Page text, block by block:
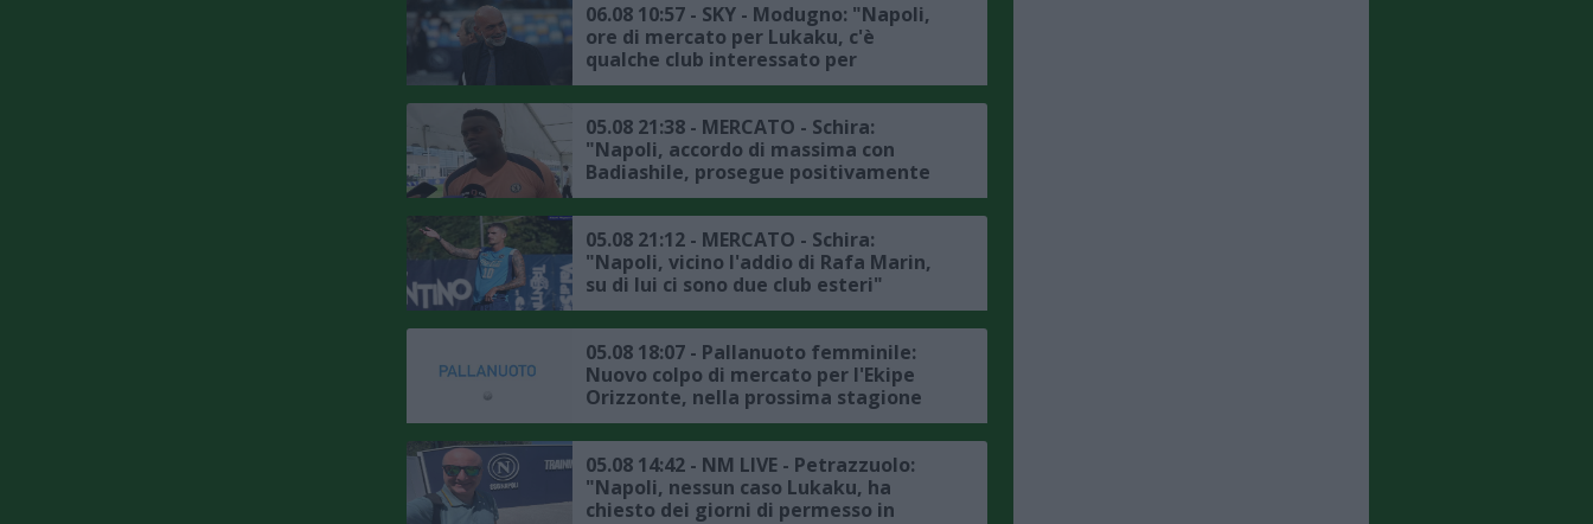
06.08 10:57 - SKY - Modugno: "Napoli,
ore di mercato per Lukaku, c'è
qualche club interessato per
l'attaccante belga, l'Atlanta non è in
pole"
05.08 21:38 - MERCATO - Schira:
"Napoli, accordo di massima con
Badiashile, prosegue positivamente
la trattativa con il Chelsea, ecco i
dettagli"
05.08 21:12 - MERCATO - Schira:
"Napoli, vicino l'addio di Rafa Marin,
su di lui ci sono due club esteri"
05.08 18:07 - Pallanuoto femminile:
Nuovo colpo di mercato per l'Ekipe
Orizzonte, nella prossima stagione
Lavinia Papi indosserà la calottina
rossazzurra
05.08 14:42 - NM LIVE - Petrazzuolo:
"Napoli, nessun caso Lukaku, ha
chiesto dei giorni di permesso in